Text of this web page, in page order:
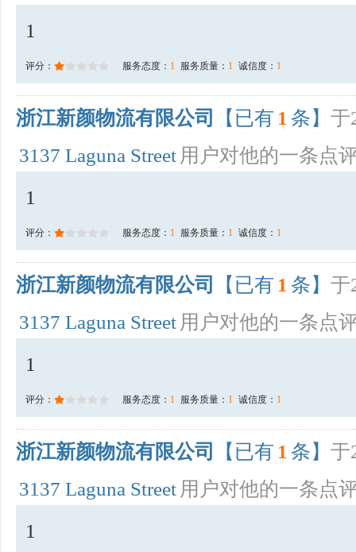
1
评分： 服务态度： 1 服务质量： 1 诚信度： 1
浙江新颜物流有限公司 【已有 1 条】 于
3137 Laguna Street 用户对他的一条点
1
评分： 服务态度： 1 服务质量： 1 诚信度： 1
浙江新颜物流有限公司 【已有 1 条】 于
3137 Laguna Street 用户对他的一条点
1
评分： 服务态度： 1 服务质量： 1 诚信度： 1
浙江新颜物流有限公司 【已有 1 条】 于
3137 Laguna Street 用户对他的一条点
1